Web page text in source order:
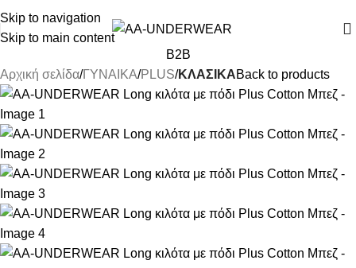
Skip to navigation
Skip to main content
B2B
Αρχική σελίδα ΓΥΝΑΙΚΑ PLUS ΚΛΑΣΙΚΑBack to products